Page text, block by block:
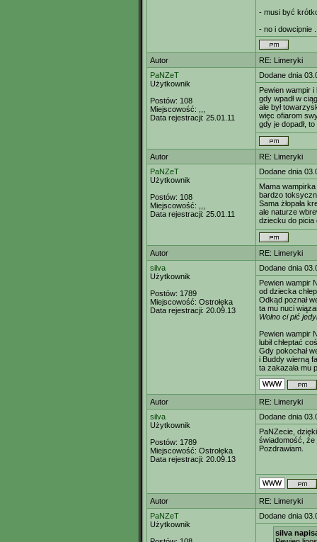
- musi być
- no i dowcipnie
Autor
RE: Limeryki
PaNZeT
Użytkownik
Postów: 108
Miejscowość:
Data rejestracji: 25.01.11
Dodane dnia
Pewien wampir
gdy wpadł w
ale był
więc ofiarom
gdy je dopadł, to
Autor
RE: Limeryki
PaNZeT
Użytkownik
Postów: 108
Miejscowość:
Data rejestracji: 25.01.11
Dodane dnia
Mama
bardzo
Sama żłopała
ale naturze
dziecku do picia
Autor
RE: Limeryki
silva
Użytkownik
Postów: 1789
Miejscowość: Ostrołęka
Data rejestracji: 20.09.13
Dodane dnia
Pewien wampir
od dziecka
Odkąd poznał
ta mu nuci
Wolno ci pić
Pewien wampir
lubił chłeptać
Gdy pokochał
i Buddy wierną
ta zakazała mu
Autor
RE: Limeryki
silva
Użytkownik
Postów: 1789
Miejscowość: Ostrołęka
Data rejestracji: 20.09.13
Dodane dnia
PaNZecie,
świadomość, że
Pozdrawiam.
Autor
RE: Limeryki
PaNZeT
Użytkownik
Dodane dnia
silva